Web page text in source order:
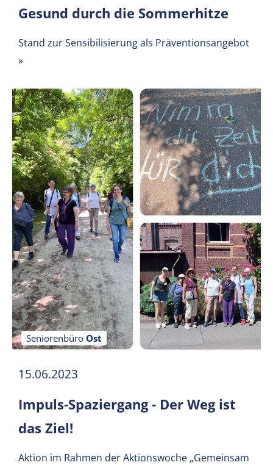
Gesund durch die Sommerhitze
Stand zur Sensibilisierung als Präventionsangebot
»
Seniorenbüro Ost
15.06.2023
Impuls-Spaziergang - Der Weg ist
das Ziel!
Aktion im Rahmen der Aktionswoche „Gemeinsam